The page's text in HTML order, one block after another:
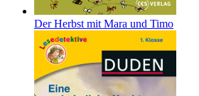
Der Herbst mit Mara und Timo